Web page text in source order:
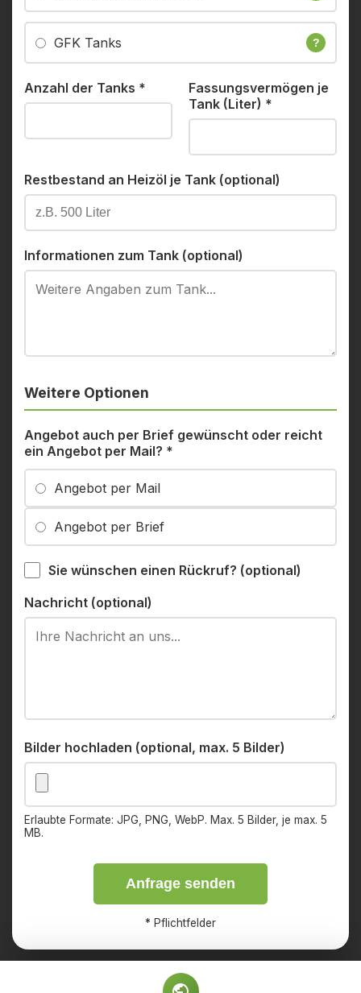
GFK Tanks ?
Anzahl der Tanks *
Fassungsvermögen je
Tank (Liter) *
Restbestand an Heizöl je Tank (optional)
Informationen zum Tank (optional)
Weitere Optionen
Angebot auch per Brief gewünscht oder reicht
ein Angebot per Mail? *
Angebot per Mail
Angebot per Brief
Sie wünschen einen Rückruf? (optional)
Nachricht (optional)
Bilder hochladen (optional, max. 5 Bilder)
Erlaubte Formate: JPG, PNG, WebP. Max. 5 Bilder, je max. 5
MB.
Anfrage senden
* Pflichtfelder